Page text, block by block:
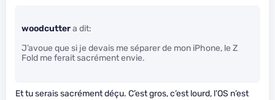
woodcuttera dit:
J’avoue que si je devais me séparer de mon iPhone, le Z
Fold me ferait sacrément envie.
Et tu serais sacrément déçu. C’est gros, c’est lourd, l’OS n’est